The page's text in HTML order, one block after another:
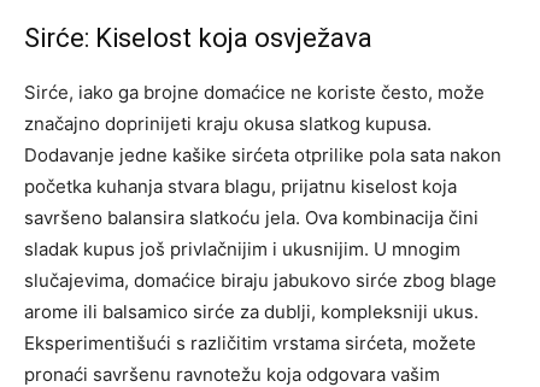
Sirće: Kiselost koja osvježava
Sirće, iako ga brojne domaćice ne koriste često, može
značajno doprinijeti kraju okusa slatkog kupusa.
Dodavanje jedne kašike sirćeta otprilike pola sata nakon
početka kuhanja stvara blagu, prijatnu kiselost koja
savršeno balansira slatkoću jela. Ova kombinacija čini
sladak kupus još privlačnijim i ukusnijim. U mnogim
slučajevima, domaćice biraju jabukovo sirće zbog blage
arome ili balsamico sirće za dublji, kompleksniji ukus.
Eksperimentišući s različitim vrstama sirćeta, možete
pronaći savršenu ravnotežu koja odgovara vašim